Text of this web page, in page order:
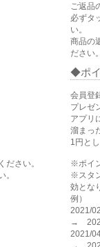
ださい。
。
ご返品
必ずタ
い。
商品の
ださい
ポ
会員登
プレゼ
アプリ
溜まっ
1円と
※ポイ
※スタ
効とな
例）
2021/
→
2021/